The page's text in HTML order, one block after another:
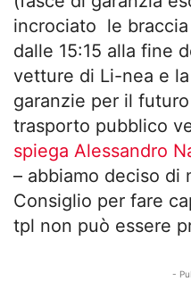
incrociato le braccia
dalle 15:15 alla fine
vetture di Li-nea e
garanzie per il
trasporto pubblico
spiega Alessandro
– abbiamo deciso di
Consiglio per fare
tpl non può essere
-